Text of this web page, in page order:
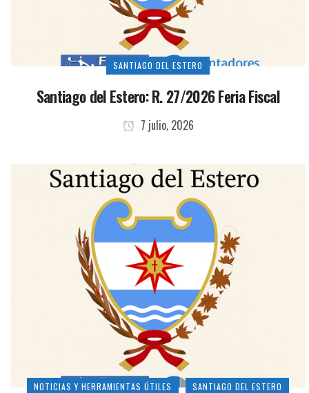
SANTIAGO DEL ESTERO
Santiago del Estero: R. 27/2026 Feria Fiscal
7 julio, 2026
NOTICIAS Y HERRAMIENTAS ÚTILES SANTIAGO DEL ESTERO